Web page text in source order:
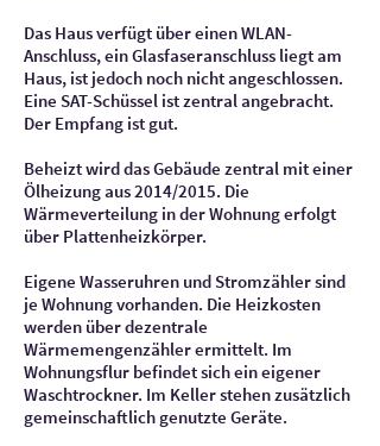
Das Haus verfügt über einen WLAN-
Anschluss, ein Glasfaseranschluss liegt am
Haus, ist jedoch noch nicht angeschlossen.
Eine SAT-Schüssel ist zentral angebracht.
Der Empfang ist gut.
Beheizt wird das Gebäude zentral mit einer
Ölheizung aus 2014/2015. Die
Wärmeverteilung in der Wohnung erfolgt
über Plattenheizkörper.
Eigene Wasseruhren und Stromzähler sind
je Wohnung vorhanden. Die Heizkosten
werden über dezentrale
Wärmemengenzähler ermittelt. Im
Wohnungsflur befindet sich ein eigener
Waschtrockner. Im Keller stehen zusätzlich
gemeinschaftlich genutzte Geräte.